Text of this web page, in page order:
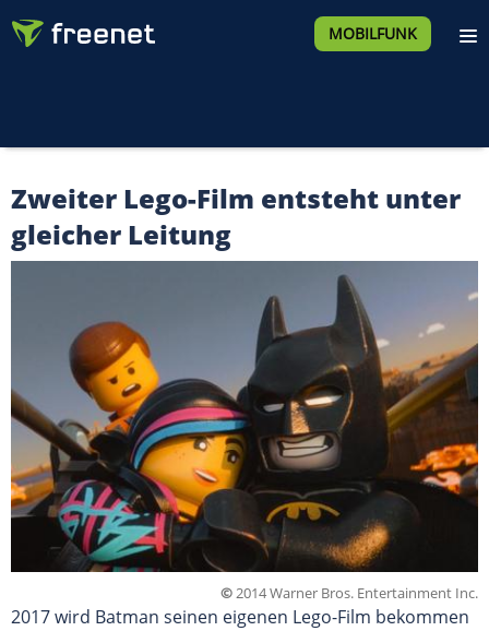
MOBILFUNK
Zweiter Lego-Film entsteht unter
gleicher Leitung
©2014 Warner Bros. Entertainment Inc.
2017 wird Batman seinen eigenen Lego-Film bekommen